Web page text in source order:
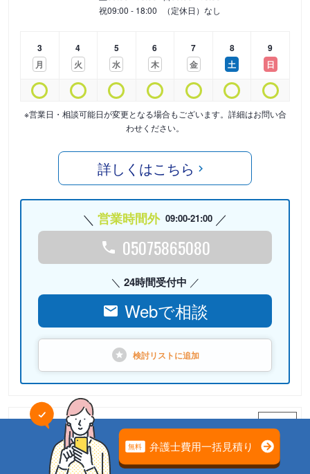
祝09:00 - 18:00 （定休日）なし
3
月
4
火
5
水
6
木
7
金
8
土
9
日
※営業日・相談可能日が変更となる場合もございます。詳細はお問い合
わせください。
詳しくはこちら
営業時間外 09:00-21:00
05075865080
24時間受付中
Webで相談
検討リストに追加
弁護士法人心 柏法律事務所 PR
相続案件のための「相続チーム」が担当